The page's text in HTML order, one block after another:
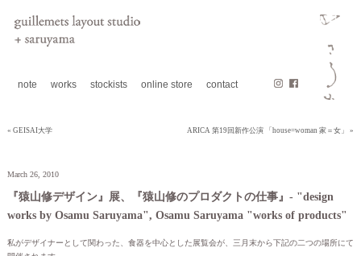
note works stockists online store contact
« GEISAI大学 ARICA 第19回新作公演 「house=woman 家＝女」 »
March 26, 2010
『猿山修デザイン』展、『猿山修のプロダクトの仕事』- "design
works by Osamu Saruyama", Osamu Saruyama "works of products"
私がデザイナーとして関わった、食器を中心とした展覧会が、三月末から下記の二つの場所にて